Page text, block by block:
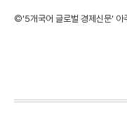
©'5개국어 글로벌 경제신문' 아